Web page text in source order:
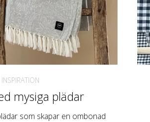
INSPIRATION
mysiga plädar
som skapar en ombonad